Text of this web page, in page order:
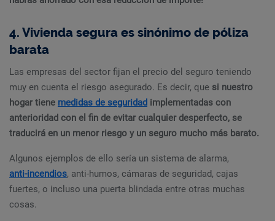
4. Vivienda segura es sinónimo de póliza
barata
Las empresas del sector fijan el precio del seguro teniendo
muy en cuenta el riesgo asegurado. Es decir, que si nuestro
hogar tiene medidas de seguridad implementadas con
anterioridad con el fin de evitar cualquier desperfecto, se
traducirá en un menor riesgo y un seguro mucho más barato.
Algunos ejemplos de ello sería un sistema de alarma,
anti-incendios, anti-humos, cámaras de seguridad, cajas
fuertes, o incluso una puerta blindada entre otras muchas
cosas.